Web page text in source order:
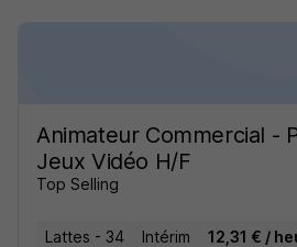
Animateur Commercial -
Jeux Vidéo H/F
Top Selling
Lattes - 34 Intérim 12,31 € /